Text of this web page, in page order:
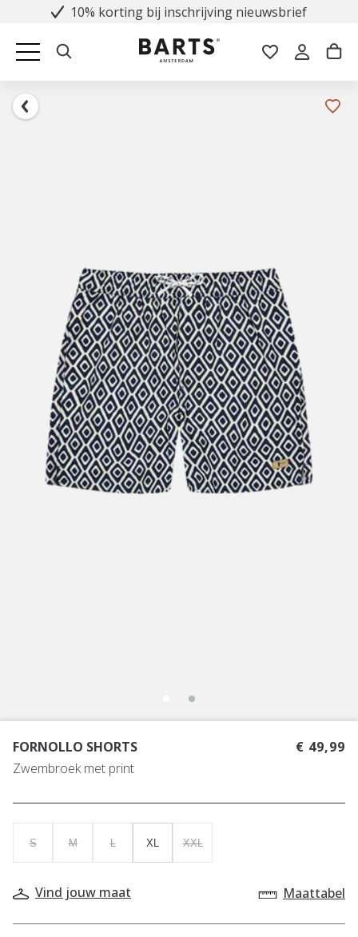
10% korting bij inschrijving nieuwsbrief
FORNOLLO SHORTS
Zwembroek met print
€ 49,99
S M L XL XXL
Vind jouw maat Maattabel